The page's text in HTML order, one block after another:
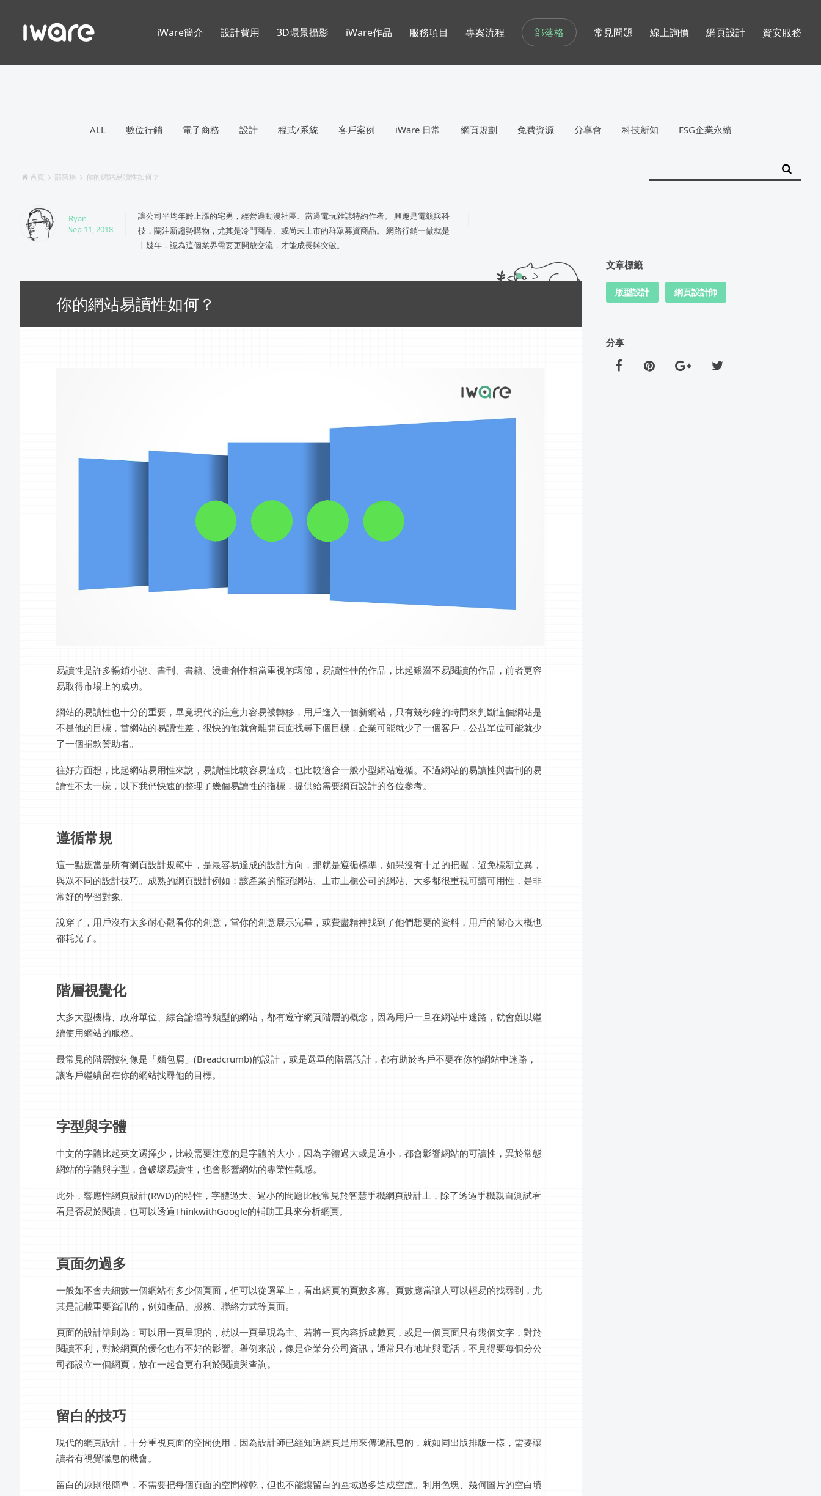
部落格
ALL 數位行銷 電子商務 設計 程式/系統 客戶案例 iWare 日常 網頁規劃 免費資源 分享會 科技新知 ESG企業永續
首頁 部落格 你的網站易讀性如何？
Ryan
Sep 11, 2018
讓公司平均年齡上漲的宅男，經營過動漫社團、當過電玩雜誌特約作者。 興趣是電競與科
技，關注新趨勢購物，尤其是冷門商品、或尚未上市的群眾募資商品。 網路行銷一做就是
十幾年，認為這個業界需要更開放交流，才能成長與突破。
你的網站易讀性如何？
易讀性是許多暢銷小說、書刊、書籍、漫畫創作相當重視的環節，易讀性佳的作品，比起艱澀不易閱讀的作品，前者更容
易取得市場上的成功。
網站的易讀性也十分的重要，畢竟現代的注意力容易被轉移，用戶進入一個新網站，只有幾秒鐘的時間來判斷這個網站是
不是他的目標，當網站的易讀性差，很快的他就會離開頁面找尋下個目標，企業可能就少了一個客戶，公益單位可能就少
了一個捐款贊助者。
往好方面想，比起網站易用性來說，易讀性比較容易達成，也比較適合一般小型網站遵循。不過網站的易讀性與書刊的易
讀性不太一樣，以下我們快速的整理了幾個易讀性的指標，提供給需要網頁設計的各位參考。
遵循常規
這一點應當是所有網頁設計規範中，是最容易達成的設計方向，那就是遵循標準，如果沒有十足的把握，避免標新立異，
與眾不同的設計技巧。成熟的網頁設計例如：該產業的龍頭網站、上市上櫃公司的網站、大多都很重視可讀可用性，是非
常好的學習對象。
說穿了，用戶沒有太多耐心觀看你的創意，當你的創意展示完畢，或費盡精神找到了他們想要的資料，用戶的耐心大概也
都耗光了。
階層視覺化
大多大型機構、政府單位、綜合論壇等類型的網站，都有遵守網頁階層的概念，因為用戶一旦在網站中迷路，就會難以繼
續使用網站的服務。
最常見的階層技術像是「麵包屑」(Breadcrumb)的設計，或是選單的階層設計，都有助於客戶不要在你的網站中迷路，
讓客戶繼續留在你的網站找尋他的目標。
字型與字體
中文的字體比起英文選擇少，比較需要注意的是字體的大小，因為字體過大或是過小，都會影響網站的可讀性，異於常態
網站的字體與字型，會破壞易讀性，也會影響網站的專業性觀感。
此外，響應性網頁設計(RWD)的特性，字體過大、過小的問題比較常見於智慧手機網頁設計上，除了透過手機親自測試看
看是否易於閱讀，也可以透過ThinkwithGoogle的輔助工具來分析網頁。
頁面勿過多
一般如不會去細數一個網站有多少個頁面，但可以從選單上，看出網頁的頁數多寡。頁數應當讓人可以輕易的找尋到，尤
其是記載重要資訊的，例如產品、服務、聯絡方式等頁面。
頁面的設計準則為：可以用一頁呈現的，就以一頁呈現為主。若將一頁內容拆成數頁，或是一個頁面只有幾個文字，對於
閱讀不利，對於網頁的優化也有不好的影響。舉例來說，像是企業分公司資訊，通常只有地址與電話，不見得要每個分公
司都設立一個網頁，放在一起會更有利於閱讀與查詢。
留白的技巧
現代的網頁設計，十分重視頁面的空間使用，因為設計師已經知道網頁是用來傳遞訊息的，就如同出版排版一樣，需要讓
讀者有視覺喘息的機會。
留白的原則很簡單，不需要把每個頁面的空間榨乾，但也不能讓留白的區域過多造成空虛。利用色塊、幾何圖片的空白填
文章標籤
版型設計 網頁設計師
分享